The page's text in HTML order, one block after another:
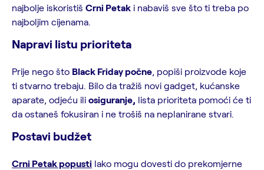
najbolje iskoristiš Crni Petak i nabaviš sve što ti treba po
najboljim cijenama.
Napravi listu prioriteta
Prije nego što Black Friday počne, popiši proizvode koje
ti stvarno trebaju. Bilo da tražiš novi gadget, kućanske
aparate, odjeću ili osiguranje, lista prioriteta pomoći će ti
da ostaneš fokusiran i ne trošiš na neplanirane stvari.
Postavi budžet
Crni Petak popusti lako mogu dovesti do prekomjerne